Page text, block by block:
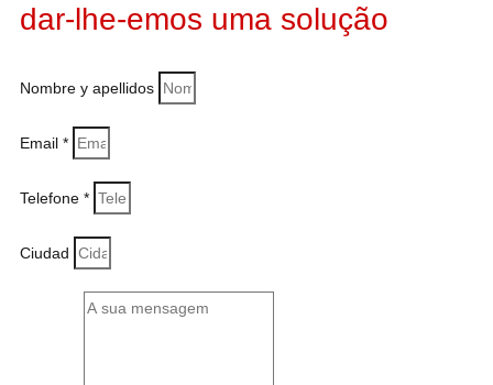
dar-lhe-emos uma solução
Nombre y apellidos
Email *
Telefone *
Ciudad